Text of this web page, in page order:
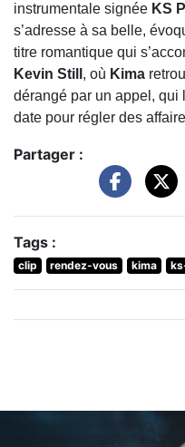
instrumentale signée KS
s’adresse à sa belle,
titre romantique qui
Kevin Still , où Kima
dérangé par un appel, qui
date pour régler des
Partager :
Tags :
clip rendez-vous kima